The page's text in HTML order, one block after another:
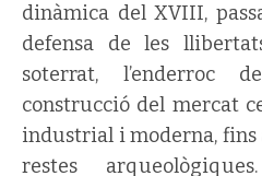
dinàmica del XVIII,
defensa de les
soterrat, l’enderroc
construcció del mercat
industrial i moderna, fins
restes